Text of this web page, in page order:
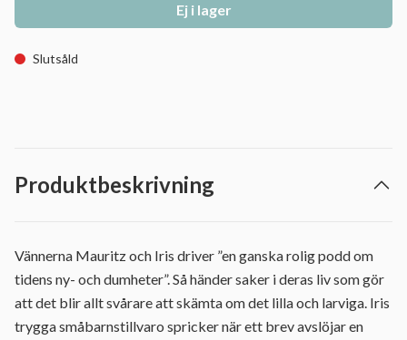
Ej i lager
Slutsåld
Produktbeskrivning
Vännerna Mauritz och Iris driver ”en ganska rolig podd om
tidens ny- och dumheter”. Så händer saker i deras liv som gör
att det blir allt svårare att skämta om det lilla och larviga. Iris
trygga småbarnstillvaro spricker när ett brev avslöjar en